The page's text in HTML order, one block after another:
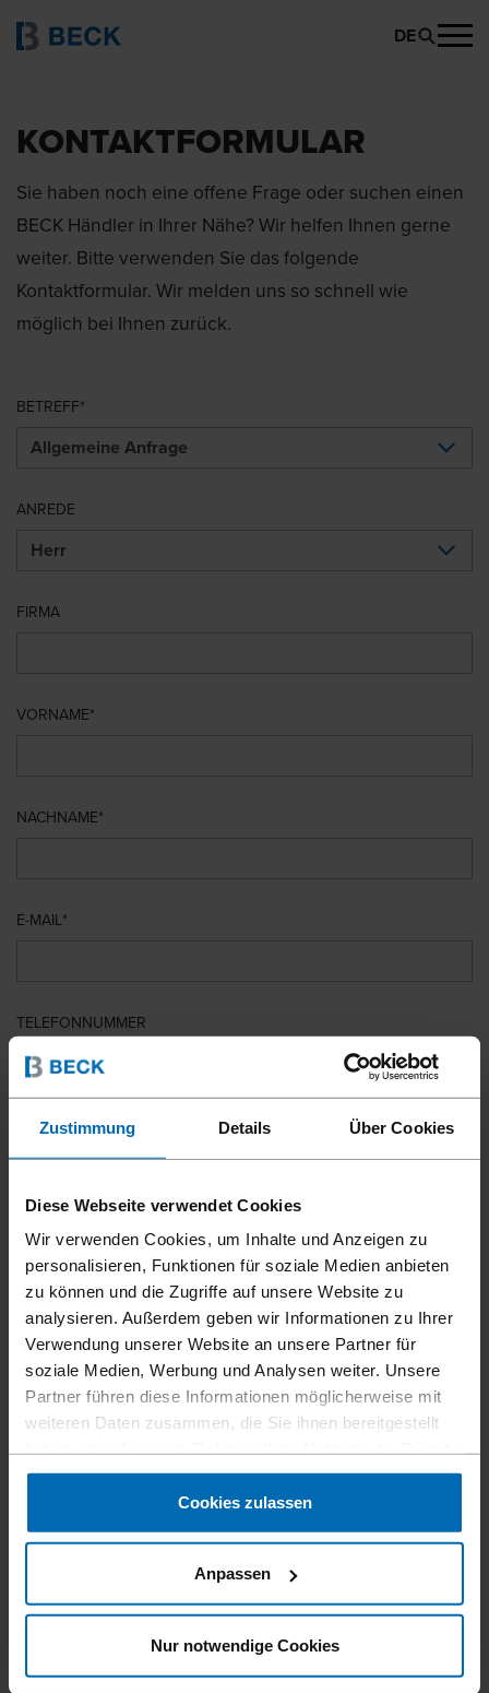
Zustimmung Details Über Cookies
Diese Webseite verwendet Cookies
Wir verwenden Cookies, um Inhalte und Anzeigen zu
personalisieren, Funktionen für soziale Medien anbieten
zu können und die Zugriffe auf unsere Website zu
analysieren. Außerdem geben wir Informationen zu Ihrer
Verwendung unserer Website an unsere Partner für
soziale Medien, Werbung und Analysen weiter. Unsere
Partner führen diese Informationen möglicherweise mit
weiteren Daten zusammen, die Sie ihnen bereitgestellt
gesammelt haben.
Cookies zulassen
Anpassen
Nur notwendige Cookies
DE
KONTAKTFORMULAR
Sie haben noch eine offene Frage oder suchen einen
BECK Händler in Ihrer Nähe? Wir helfen Ihnen gerne
weiter. Bitte verwenden Sie das folgende
Kontaktformular. Wir melden uns so schnell wie
möglich bei Ihnen zurück.
BETREFF
ANREDE
FIRMA
VORNAME
NACHNAME
E-MAIL
TELEFONNUMMER
LAND
PLZ
IHRE NACHRICHT
Datenschutzbestimmungen